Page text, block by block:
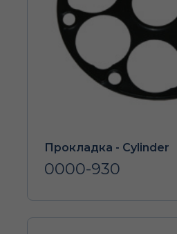
Прокладка - Cylinder
0000-930